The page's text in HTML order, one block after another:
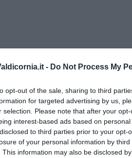
- Do Not Process My
opt-out of the sale, sharing to third
for targeted advertising by us,
selection. Please note that after your
interest-based ads based on
to third parties prior to your opt-
of your personal information by third
This information may also be disclosed